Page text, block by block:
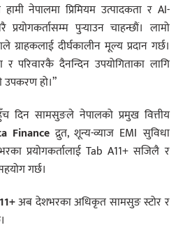
नेपालमा प्रिमियम उत्पादकता र AI-
पुर्‍याउन चाहन्छौं। लामो
ग्राहकलाई दीर्घकालीन मूल्य प्रदान गर्छ।
परिवारकै दैनन्दिन उपयोगिताका लागि
उपकरण हो।”
दिन सामसुङले नेपालको प्रमुख वित्तीय
Financeद्रुत, शून्य-व्याज EMI सुविधा
प्रयोगकर्तालाई Tab A11+ सजिलै र
गर्छ।
अब देशभरका अधिकृत सामसुङ स्टोर र